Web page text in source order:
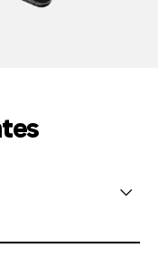
com